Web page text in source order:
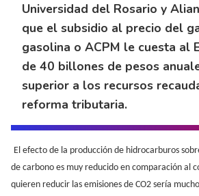
Universidad del Rosario y
que el subsidio al precio del
gasolina o ACPM le cuesta al
de 40 billones de pesos
superior a los recursos
reforma tributaria.
El efecto de la producción de hidrocarburos
de carbono es muy reducido en comparación al
quieren reducir las emisiones de CO2 sería